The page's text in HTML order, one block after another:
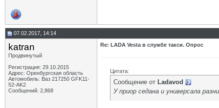
07.02.2017, 14:14
katran
Продвинутый
Регистрация: 29.10.2015
Адрес: Оренбургская область
Автомобиль: Ваз 217250 GFK11-
52-AK2
Сообщений: 2,868
Re: LADA Vesta в службе такси. Опрос
Цитата:
Сообщение от Ladavod
У приор седана и универсала